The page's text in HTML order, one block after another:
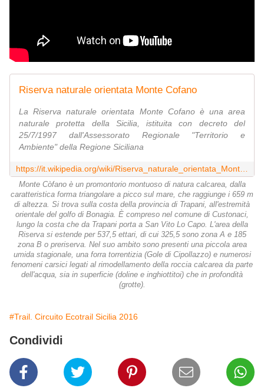
Riserva naturale orientata Monte Cofano
La Riserva naturale orientata Monte Cofano è una area
naturale protetta della Sicilia, istituita con decreto del
25/7/1997 dall'Assessorato Regionale "Territorio e
Ambiente" della Regione Siciliana
Monte Còfano è un promontorio montuoso di natura calcarea, dalla
caratteristica forma triangolare a picco sul mare, che raggiunge i 659 m
di altezza. Si trova sulla costa della provincia di Trapani, all'estremità
orientale del golfo di Bonagia. È compreso nel comune di Custonaci,
lungo la costa che da Trapani porta a San Vito Lo Capo. L'area della
Riserva si estende per 537,5 ettari, di cui 325,5 sono zona A e 185
zona B o preriserva. Nel suo ambito sono presenti una piccola area
umida stagionale, una forra torrentizia (Gole di Cipollazzo) e numerosi
fenomeni carsici legati al rimodellamento della roccia calcarea da parte
dell'acqua, sia in superficie (doline e inghiottitoi) che in profondità
(grotte).
#Trail. Circuito Ecotrail Sicilia 2016
Condividi